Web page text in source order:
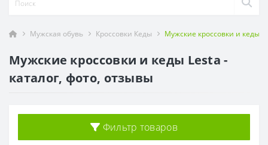
Мужская обувь Кроссовки Кеды Мужские кроссовки и кеды
Мужские кроссовки и кеды Lesta -
каталог, фото, отзывы
Фильтр товаров